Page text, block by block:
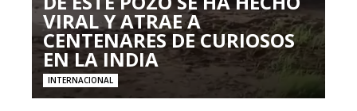
VIRAL Y ATRAE A
CENTENARES DE CURIOSOS
EN LA INDIA
INTERNACIONAL